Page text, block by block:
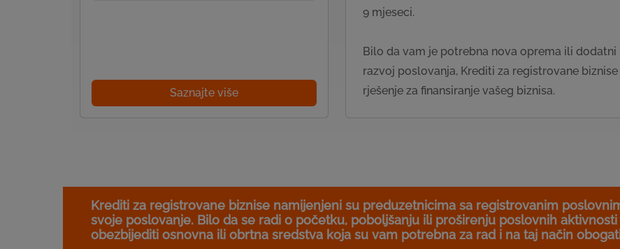
Saznajte više
9 mjeseci.
Bilo da vam je potrebna nova oprema ili
razvoj poslovanja, Krediti za registrovane
rješenje za finansiranje vašeg biznisa.
Krediti za registrovane biznise namijenjeni su preduzetnicima sa registrovanim
svoje poslovanje. Bilo da se radi o početku, poboljšanju ili proširenju poslovnih
obezbijediti osnovna ili obrtna sredstva koja su vam potrebna za rad i na taj način